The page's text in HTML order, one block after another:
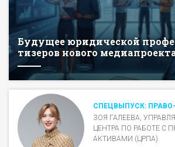
Будущее юридической
тизеров нового
СПЕЦВЫПУСК: ПРАВО-
ЗОЯ ГАЛЕЕВА,
ЦЕНТРА ПО РАБОТЕ С
АКТИВАМИ (ЦРПА)